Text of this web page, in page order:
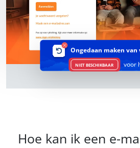
Ongedaan maken van
NIET BESCHIKBAAR voor
Hoe kan ik een e-